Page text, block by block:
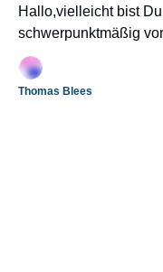
Hallo,vielleicht bist
schwerpunktmäßig
es mehren sich die
aufgestellt sein sollte,
internationale Aktien
Thomas Blees